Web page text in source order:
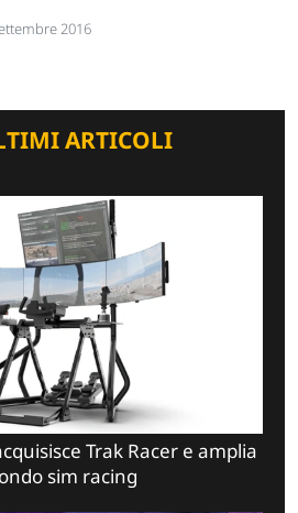
2016
ARTICOLI
Trak Racer e amplia
sim racing